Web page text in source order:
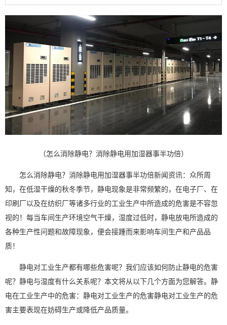
（怎么消除静电？消除静电用加湿器事半功倍）
怎么消除静电？消除静电用加湿器事半功倍新闻资讯：众所周
知，在低湿干燥的秋冬季节，静电现象是非常频繁的，在电子厂、在
印刷厂以及在纺织厂等诸多行业的工业生产中所造成的危害是不容忽
视的！每当车间生产环境空气干燥， 湿度过低时，静电放电所造成的
各种生产性问题和故障现象，便会接踵而来影响车间生产和产品品
质！
静电对工业生产都有哪些危害呢？我们应该如何防止静电的危害
呢？静电与湿度有什么关系呢？本文将从以下几个方面为您解答。静
电在工业生产中的危害：静电对工业生产的危害静电对工业生产的危
害主要表现在妨碍生产或降低产品质量。